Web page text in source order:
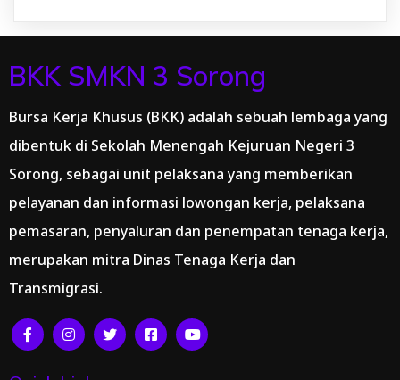
BKK SMKN 3 Sorong
Bursa Kerja Khusus (BKK) adalah sebuah lembaga yang
dibentuk di Sekolah Menengah Kejuruan Negeri 3
Sorong, sebagai unit pelaksana yang memberikan
pelayanan dan informasi lowongan kerja, pelaksana
pemasaran, penyaluran dan penempatan tenaga kerja,
merupakan mitra Dinas Tenaga Kerja dan
Transmigrasi.